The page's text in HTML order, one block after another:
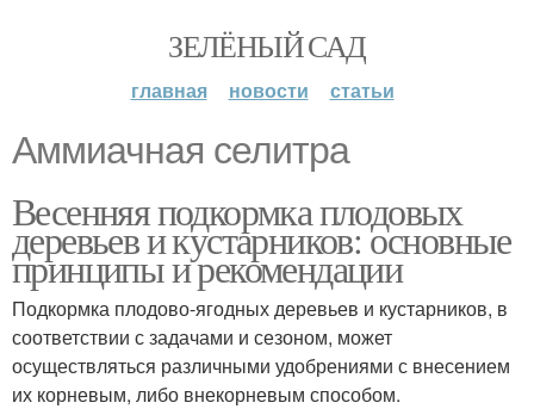
ЗЕЛЁНЫЙ САД
главная новости статьи
Аммиачная селитра
Весенняя подкормка плодовых
деревьев и кустарников: основные
принципы и рекомендации
Подкормка плодово-ягодных деревьев и кустарников, в
соответствии с задачами и сезоном, может
осуществляться различными удобрениями с внесением
их корневым, либо внекорневым способом.